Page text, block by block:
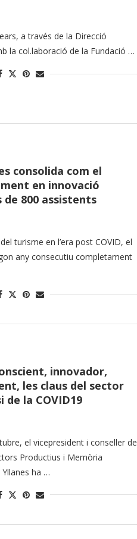
a través de la Direcció
la col.laboració de la Fundació …
consolida com el
en innovació
800 assistents
turisme en l’era post COVID, el
any consecutiu completament
innovador,
les claus del sector
de la COVID19
el vicepresident i conseller de
Productius i Memòria
ha …